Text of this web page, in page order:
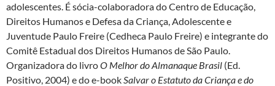
adolescentes. É sócia-colaboradora do Centro de Educação,
Direitos Humanos e Defesa da Criança, Adolescente e
Juventude Paulo Freire (Cedheca Paulo Freire) e integrante do
Comitê Estadual dos Direitos Humanos de São Paulo.
Organizadora do livroO Melhor do Almanaque Brasil (Ed.
Positivo, 2004) e do e-bookSalvar o Estatuto da Criança e do